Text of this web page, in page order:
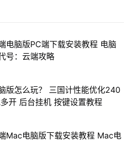
电脑版PC端下载安装教程 电脑
号：云端攻略
版怎么玩？ 三国计性能优化240
开 后台挂机 按键设置教程
Mac电脑版下载安装教程 Mac电